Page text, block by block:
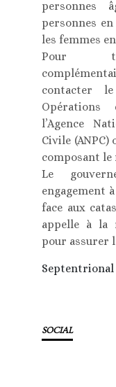
personnes
personnes
les femmes
Pour
contacter
Opérations
l’Agence
Civile (ANPC)
composant le
Le
engagement
face aux
appelle à la
pour assurer
Septentrional
SOCIAL